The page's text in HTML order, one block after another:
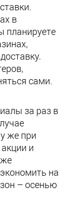
в
планируете
сами.
за раз в
же при
и
на
– осенью